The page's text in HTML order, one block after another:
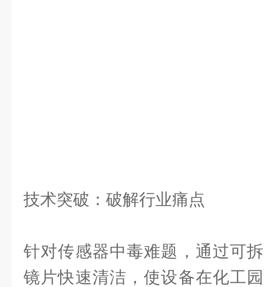
技术突破：破解行业痛点
针对传感器中毒难题，通过可
镜片快速清洁，使设备在化工